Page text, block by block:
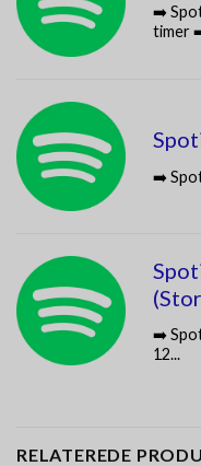
➡️
timer
➡️
➡️
12...
RELATEREDE